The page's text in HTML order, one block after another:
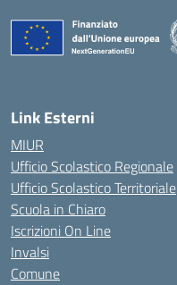
Link Esterni
MIUR
Ufficio Scolastico Regionale
Ufficio Scolastico Territoriale
Scuola in Chiaro
Iscrizioni On Line
Invalsi
Comune